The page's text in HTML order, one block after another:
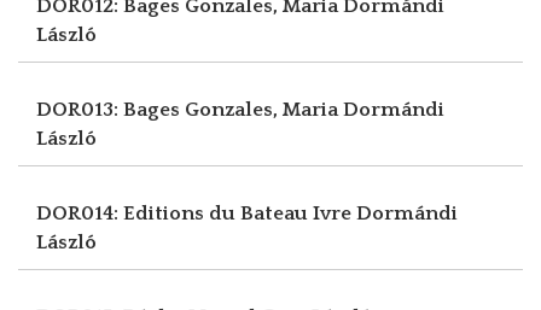
DOR012: Bages Gonzales, MariaDormándi
László
DOR013: Bages Gonzales, MariaDormándi
László
DOR014: Editions du Bateau Ivre Dormándi
László